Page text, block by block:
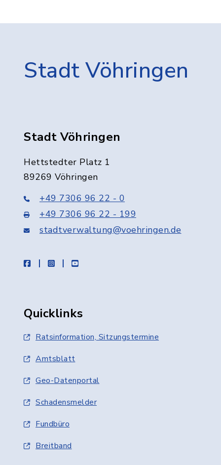
Stadt Vöhringen
Stadt Vöhringen
Hettstedter Platz 1
89269 Vöhringen
+49 7306 96 22 - 0
+49 7306 96 22 - 199
stadtverwaltung@voehringen.de
facebookinstagramyoutube
Quicklinks
Ratsinformation, Sitzungstermine
Amtsblatt
Geo-Datenportal
Schadensmelder
Fundbüro
Breitband